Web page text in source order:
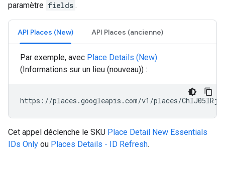
paramètre fields .
API Places (New) API Places (ancienne)
Par exemple, avec Place Details (New)
(Informations sur un lieu (nouveau)) :
https://places.googleapis.com/v1/places/
Cet appel déclenche le SKU Place Detail New Essentials
IDs Only ou Places Details - ID Refresh.